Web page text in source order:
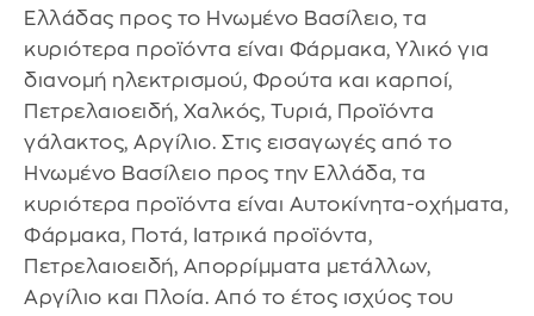
Ελλάδας προς το Ηνωμένο Βασίλειο, τα
κυριότερα προϊόντα είναι Φάρμακα, Υλικό για
διανομή ηλεκτρισμού, Φρούτα και καρποί,
Πετρελαιοειδή, Χαλκός, Τυριά, Προϊόντα
γάλακτος, Αργίλιο. Στις εισαγωγές από το
Ηνωμένο Βασίλειο προς την Ελλάδα, τα
κυριότερα προϊόντα είναι Αυτοκίνητα-οχήματα,
Φάρμακα, Ποτά, Ιατρικά προϊόντα,
Πετρελαιοειδή, Απορρίμματα μετάλλων,
Αργίλιο και Πλοία. Από το έτος ισχύος του